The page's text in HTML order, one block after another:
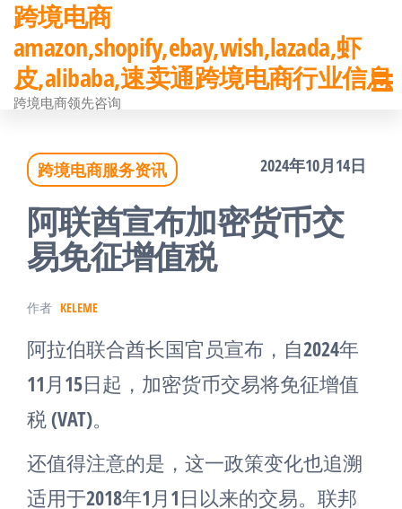
前
往
内
跨境电商
amazon,shopify,ebay,wish,lazada,虾
皮,alibaba,速卖通跨境电商行业信息
跨境电商领先咨询
跨境电商服务资讯 2024年10月14日
阿联酋宣布加密货币交
易免征增值税
作者 KELEME
阿拉伯联合酋长国官员宣布，自2024年
11月15日起，加密货币交易将免征增值
税 (VAT)。
还值得注意的是，这一政策变化也追溯
适用于2018年1月1日以来的交易。联邦